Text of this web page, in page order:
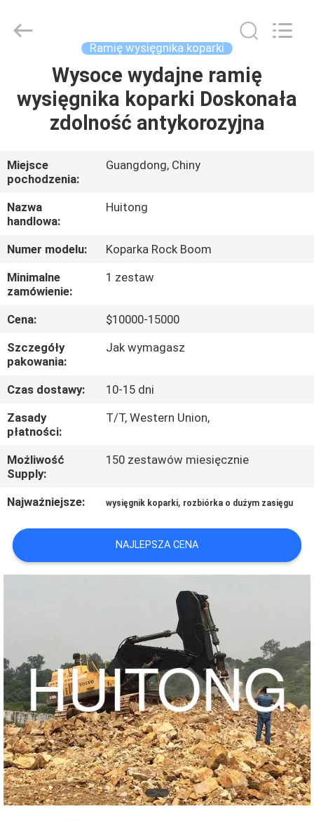
DOMU
POKAZ
VR
O
NAS
WYCIECZKA
PO
FABRYCE
KONTROLA
JAKOŚCI
NOWOŚCI
POPROŚ
WYCENĘ
STRONY
POLITYKA
PRYWATNOŚCI
Ramię wysięgnika koparki
Wysoce wydajne ramię
wysięgnika koparki Doskonała
zdolność antykorozyjna
Miejsce
pochodzenia:
Guangdong, Chiny
Nazwa
handlowa:
Huitong
Numer modelu:
Koparka Rock Boom
Minimalne
zamówienie:
1 zestaw
Cena:
$10000-15000
Szczegóły
pakowania:
Jak wymagasz
Czas dostawy:
10-15 dni
Zasady
płatności:
T/T, Western Union,
Możliwość
Supply:
150 zestawów miesięcznie
Najważniejsze: wysięgnik koparki, rozbiórka o dużym zasięgu
NAJLEPSZA CENA